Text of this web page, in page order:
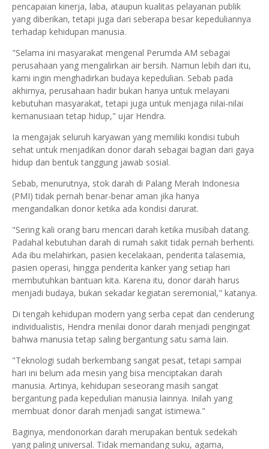
pencapaian kinerja, laba, ataupun kualitas pelayanan publik
yang diberikan, tetapi juga dari seberapa besar kepeduliannya
terhadap kehidupan manusia.
"Selama ini masyarakat mengenal Perumda AM sebagai
perusahaan yang mengalirkan air bersih. Namun lebih dari itu,
kami ingin menghadirkan budaya kepedulian. Sebab pada
akhirnya, perusahaan hadir bukan hanya untuk melayani
kebutuhan masyarakat, tetapi juga untuk menjaga nilai-nilai
kemanusiaan tetap hidup," ujar Hendra.
Ia mengajak seluruh karyawan yang memiliki kondisi tubuh
sehat untuk menjadikan donor darah sebagai bagian dari gaya
hidup dan bentuk tanggung jawab sosial.
Sebab, menurutnya, stok darah di Palang Merah Indonesia
(PMI) tidak pernah benar-benar aman jika hanya
mengandalkan donor ketika ada kondisi darurat.
"Sering kali orang baru mencari darah ketika musibah datang.
Padahal kebutuhan darah di rumah sakit tidak pernah berhenti.
Ada ibu melahirkan, pasien kecelakaan, penderita talasemia,
pasien operasi, hingga penderita kanker yang setiap hari
membutuhkan bantuan kita. Karena itu, donor darah harus
menjadi budaya, bukan sekadar kegiatan seremonial," katanya.
Di tengah kehidupan modern yang serba cepat dan cenderung
individualistis, Hendra menilai donor darah menjadi pengingat
bahwa manusia tetap saling bergantung satu sama lain.
"Teknologi sudah berkembang sangat pesat, tetapi sampai
hari ini belum ada mesin yang bisa menciptakan darah
manusia. Artinya, kehidupan seseorang masih sangat
bergantung pada kepedulian manusia lainnya. Inilah yang
membuat donor darah menjadi sangat istimewa."
Baginya, mendonorkan darah merupakan bentuk sedekah
yang paling universal. Tidak memandang suku, agama,